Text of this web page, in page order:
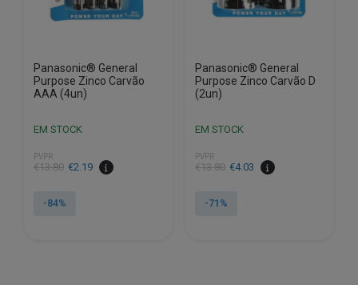
Panasonic® General
Purpose Zinco Carvão
AAA (4un)
EM STOCK
PVPR
€13.80
O
original
€2.19
O
atual
-84%
Panasonic® General
Purpose Zinco Carvão D
(2un)
EM STOCK
PVPR
€13.80
O
original
€4.03
O
atual
-71%